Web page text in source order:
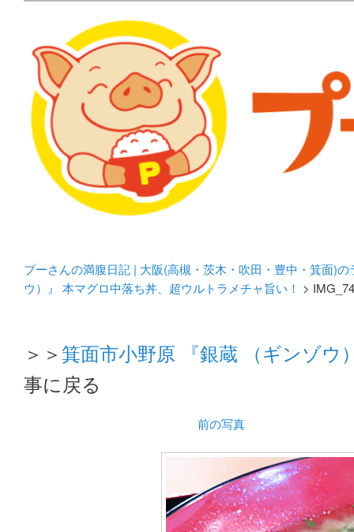
プーさんの満腹日記 |
豊中・箕面)のランチ＆
化してます。
プーさんの満腹日記 | 大阪(高槻・茨木・吹田・豊中・箕面)
ウ）』 本マグロ中落ち丼、超ウルトラメチャ旨い！ >
＞＞ 箕面市小野原 『銀蔵 （ギンゾ
事に戻る
前の写真